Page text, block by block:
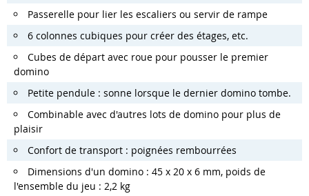
Passerelle pour lier les escaliers ou servir de rampe
6 colonnes cubiques pour créer des étages, etc.
Cubes de départ avec roue pour pousser le premier
domino
Petite pendule : sonne lorsque le dernier domino tombe.
Combinable avec d'autres lots de domino pour plus de
plaisir
Confort de transport : poignées rembourrées
Dimensions d'un domino : 45 x 20 x 6 mm, poids de
l'ensemble du jeu : 2,2 kg